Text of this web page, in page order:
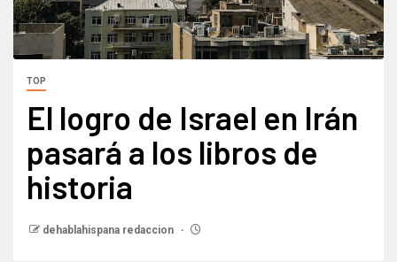
TOP
El logro de Israel en Irán
pasará a los libros de
historia
dehablahispana redaccion